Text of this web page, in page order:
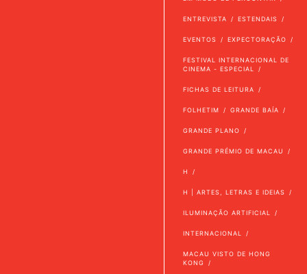
ENTREVISTA ESTENDAIS
EVENTOS EXPECTORAÇÃO
FESTIVAL INTERNACIONAL DE
CINEMA - ESPECIAL
FICHAS DE LEITURA
FOLHETIM GRANDE BAÍA
GRANDE PLANO
GRANDE PRÉMIO DE MACAU
H
H | ARTES, LETRAS E IDEIAS
ILUMINAÇÃO ARTIFICIAL
INTERNACIONAL
MACAU VISTO DE HONG
KONG